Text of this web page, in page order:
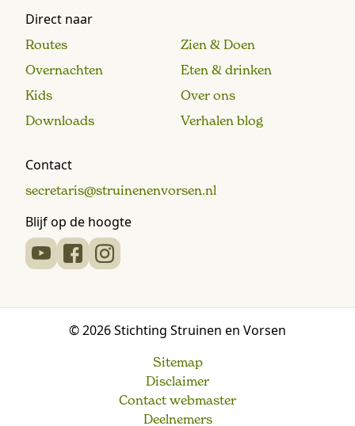
Direct naar
Routes
Zien & Doen
Overnachten
Eten & drinken
Kids
Over ons
Downloads
Verhalen blog
Contact
secretaris@struinenenvorsen.nl
Blijf op de hoogte
© 2026 Stichting Struinen en Vorsen
Sitemap
Disclaimer
Contact webmaster
Deelnemers